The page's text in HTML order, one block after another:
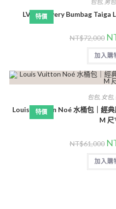
特價
包包, 男包
LV Discovery Bumbag Taiga
NT$72,000
加入購
特價
包包, 女包,
Louis Vuitton Noé 水桶包｜經
M 尺
NT$61,000
加入購